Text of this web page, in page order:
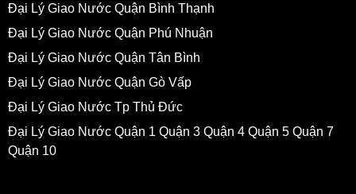
Đại Lý Giao Nước Quận Bình Thạnh
Đại Lý Giao Nước Quận Phú Nhuận
Đại Lý Giao Nước Quận Tân Bình
Đại Lý Giao Nước Quận Gò Vấp
Đại Lý Giao Nước Tp Thủ Đức
Đại Lý Giao Nước Quận 1 Quận 3 Quận 4 Quận 5 Quận 7
Quận 10